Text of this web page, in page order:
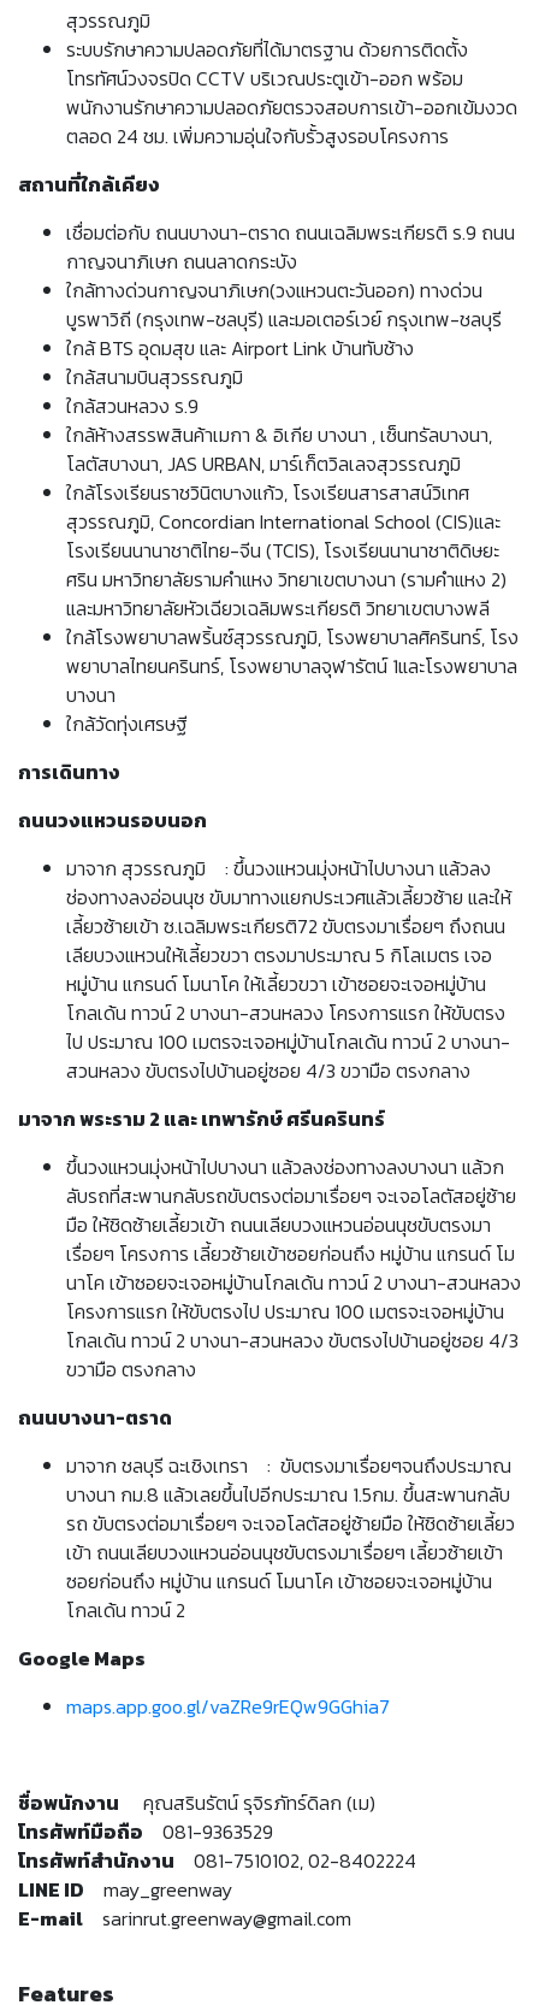
สุวรรณภูมิ
ระบบรักษาความปลอดภัยที่ได้มาตรฐาน ด้วยการติดตั้ง
โทรทัศน์วงจรปิด CCTV บริเวณประตูเข้า-ออก พร้อม
พนักงานรักษาความปลอดภัยตรวจสอบการเข้า-ออกเข้มงวด
ตลอด 24 ชม. เพิ่มความอุ่นใจกับรั้วสูงรอบโครงการ
สถานที่ใกล้เคียง
เชื่อมต่อกับ ถนนบางนา-ตราด ถนนเฉลิมพระเกียรติ ร.9 ถนน
กาญจนาภิเษก ถนนลาดกระบัง
ใกล้ทางด่วนกาญจนาภิเษก(วงแหวนตะวันออก) ทางด่วน
บูรพาวิถี (กรุงเทพ-ชลบุรี) และมอเตอร์เวย์ กรุงเทพ-ชลบุรี
ใกล้ BTS อุดมสุข และ Airport Link บ้านทับช้าง
ใกล้สนามบินสุวรรณภูมิ
ใกล้สวนหลวง ร.9
ใกล้ห้างสรรพสินค้าเมกา & อิเกีย บางนา , เซ็นทรัลบางนา,
โลตัสบางนา, JAS URBAN, มาร์เก็ตวิลเลจสุวรรณภูมิ
ใกล้โรงเรียนราชวินิตบางแก้ว, โรงเรียนสารสาสน์วิเทศ
สุวรรณภูมิ, Concordian International School (CIS)และ
โรงเรียนนานาชาติไทย-จีน (TCIS), โรงเรียนนานาชาติดิษยะ
ศริน มหาวิทยาลัยรามคำแหง วิทยาเขตบางนา (รามคำแหง 2)
และมหาวิทยาลัยหัวเฉียวเฉลิมพระเกียรติ วิทยาเขตบางพลี
ใกล้โรงพยาบาลพริ้นซ์สุวรรณภูมิ, โรงพยาบาลศิครินทร์, โรง
พยาบาลไทยนครินทร์, โรงพยาบาลจุฬารัตน์ 1และโรงพยาบาล
บางนา
ใกล้วัดทุ่งเศรษฐี
การเดินทาง
ถนนวงแหวนรอบนอก
มาจาก สุวรรณภูมิ : ขึ้นวงแหวนมุ่งหน้าไปบางนา แล้วลง
ช่องทางลงอ่อนนุช ขับมาทางแยกประเวศแล้วเลี้ยวซ้าย และให้
เลี้ยวซ้ายเข้า ซ.เฉลิมพระเกียรติ72 ขับตรงมาเรื่อยๆ ถึงถนน
เลียบวงแหวนให้เลี้ยวขวา ตรงมาประมาณ 5 กิโลเมตร เจอ
หมู่บ้าน แกรนด์ โมนาโค ให้เลี้ยวขวา เข้าซอยจะเจอหมู่บ้าน
โกลเด้น ทาวน์ 2 บางนา-สวนหลวง โครงการแรก ให้ขับตรง
ไป ประมาณ 100 เมตรจะเจอหมู่บ้านโกลเด้น ทาวน์ 2 บางนา-
สวนหลวง ขับตรงไปบ้านอยู่ซอย 4/3 ขวามือ ตรงกลาง
มาจาก พระราม 2 และ เทพารักษ์ ศรีนครินทร์
ขึ้นวงแหวนมุ่งหน้าไปบางนา แล้วลงช่องทางลงบางนา แล้วก
ลับรถที่สะพานกลับรถขับตรงต่อมาเรื่อยๆ จะเจอโลตัสอยู่ซ้าย
มือ ให้ชิดซ้ายเลี้ยวเข้า ถนนเลียบวงแหวนอ่อนนุชขับตรงมา
เรื่อยๆ โครงการ เลี้ยวซ้ายเข้าซอยก่อนถึง หมู่บ้าน แกรนด์ โม
นาโค เข้าซอยจะเจอหมู่บ้านโกลเด้น ทาวน์ 2 บางนา-สวนหลวง
โครงการแรก ให้ขับตรงไป ประมาณ 100 เมตรจะเจอหมู่บ้าน
โกลเด้น ทาวน์ 2 บางนา-สวนหลวง ขับตรงไปบ้านอยู่ซอย 4/3
ขวามือ ตรงกลาง
ถนนบางนา-ตราด
มาจาก ชลบุรี ฉะเชิงเทรา : ขับตรงมาเรื่อยๆจนถึงประมาณ
บางนา กม.8 แล้วเลยขึ้นไปอีกประมาณ 1.5กม. ขึ้นสะพานกลับ
รถ ขับตรงต่อมาเรื่อยๆ จะเจอโลตัสอยู่ซ้ายมือ ให้ชิดซ้ายเลี้ยว
เข้า ถนนเลียบวงแหวนอ่อนนุชขับตรงมาเรื่อยๆ เลี้ยวซ้ายเข้า
ซอยก่อนถึง หมู่บ้าน แกรนด์ โมนาโค เข้าซอยจะเจอหมู่บ้าน
โกลเด้น ทาวน์ 2
Google Maps
maps.app.goo.gl/vaZRe9rEQw9GGhia7
ชื่อพนักงาน คุณสรินรัตน์ รุจิรภัทร์ดิลก (เม)
โทรศัพท์มือถือ 081-9363529
โทรศัพท์สำนักงาน 081-7510102, 02-8402224
LINE ID may_greenway
E-mail sarinrut.greenway@gmail.com
Features